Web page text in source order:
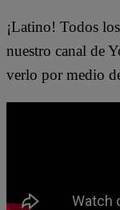
¡Latino! Todos
nuestro canal de
verlo por medio